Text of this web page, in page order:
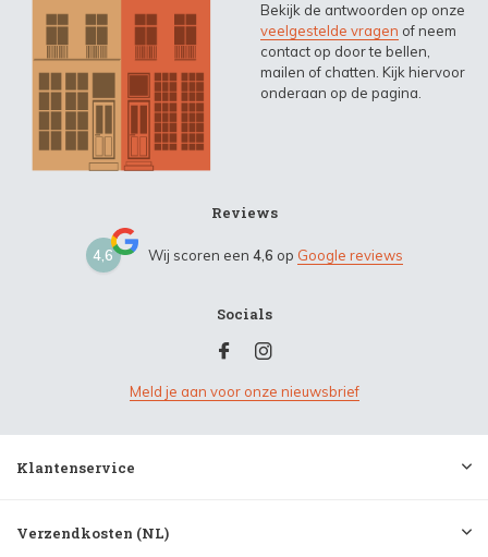
Bekijk de antwoorden op onze
veelgestelde vragen of neem
contact op door te bellen,
mailen of chatten. Kijk hiervoor
onderaan op de pagina.
Reviews
4,6 Wij scoren een 4,6 op Google reviews
Socials
Meld je aan voor onze nieuwsbrief
Klantenservice
Verzendkosten (NL)